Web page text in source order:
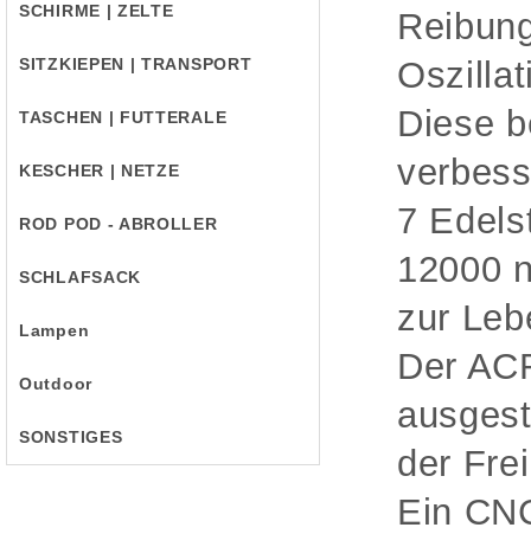
SCHIRME | ZELTE
SITZKIEPEN | TRANSPORT
TASCHEN | FUTTERALE
KESCHER | NETZE
ROD POD - ABROLLER
SCHLAFSACK
Lampen
Outdoor
SONSTIGES
Diese
7
12000
zur
Der
der
Ein